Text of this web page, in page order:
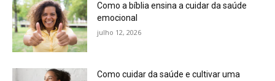
Como a bíblia ensina a cuidar da saúde
emocional
julho 12, 2026
Como cuidar da saúde e cultivar uma